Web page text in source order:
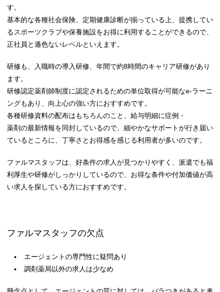
す。
基本的な各種社会保険、定期健康診断が揃っている上、提携してい
るスポーツクラブや保養施設をお得に利用することができるので、
正社員と遜色ないレベルといえます。
研修も、入職時の導入研修、年間で約8時間のキャリア研修があり
ます。
研修認定薬剤師制度に認定されるための単位取得が可能なe-ラーニ
ングもあり、向上心の強い方におすすめです。
各種研修資料の配布はもちろんのこと、給与明細に症例・
薬剤の最新情報を同封しているので、細やかなサポートが行き届い
ているところに、丁寧さとお得感を感じる利用者が多いのです。
ファルマスタッフは、好条件の求人が見つかりやすく、派遣でも福
利厚生や研修がしっかりしているので、お得な条件や付加価値が高
い求人を探している方におすすめです。
ファルマスタッフの欠点
エージェントの専門性に疑問あり
調剤薬局以外の求人は少なめ